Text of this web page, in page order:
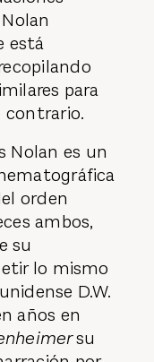
está
para
contrario.
Nolan es un
orden
ambos,
su
lo mismo
D.W.
años en
su